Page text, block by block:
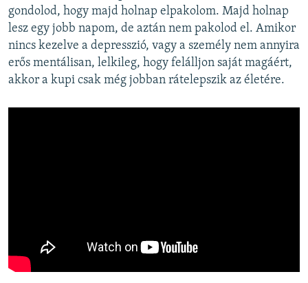
gondolod, hogy majd holnap elpakolom. Majd holnap
lesz egy jobb napom, de aztán nem pakolod el. Amikor
nincs kezelve a depresszió, vagy a személy nem annyira
erős mentálisan, lelkileg, hogy felálljon saját magáért,
akkor a kupi csak még jobban rátelepszik az életére.